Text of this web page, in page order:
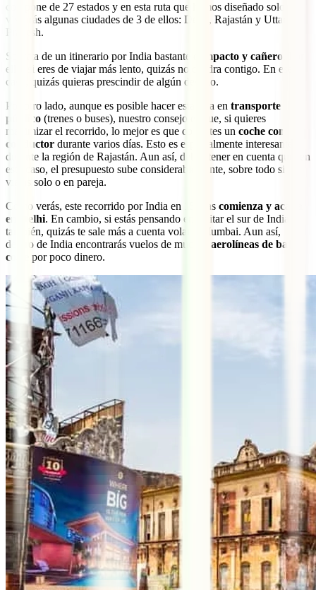
compone de 27 estados y en esta ruta que hemos diseñado solo
visitarás algunas ciudades de 3 de ellos: Delhi, Rajastán y Uttar
Pradesh.
Se trata de un itinerario por India bastante
compacto y cañero
ello, si eres de viajar más lento, quizás no cuadra contigo. En ese
caso, quizás quieras prescindir de algún destino.
Por otro lado, aunque es posible hacer esta ruta en transporte
público (trenes o buses), nuestro consejo es que, si quieres
maximizar el recorrido, lo mejor es que contrates un coche con
conductor durante varios días. Esto es especialmente interesante
durante la región de Rajastán. Aun así, debes tener en cuenta que, en
este caso, el presupuesto sube considerablemente, sobre todo si
viajas solo o en pareja.
Como verás, este recorrido por India en 15 días comienza y acaba
en Delhi. En cambio, si estás pensando en visitar el sur de India
también, quizás te sale más a cuenta volar a Mumbai. Aun así,
dentro de India encontrarás vuelos de muchas aerolíneas de bajo
coste
por poco dinero.